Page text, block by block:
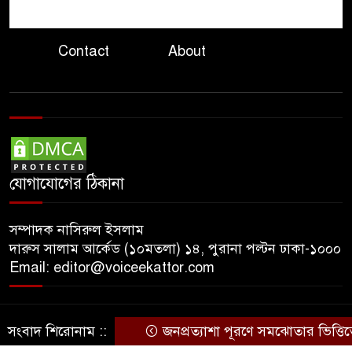
হুতিদের ঠেকাতে সৌদি জোটে,
১০
Contact About
যোগাযোগের ঠিকানা
সম্পাদক নাসিরুল ইসলাম
দারুস সালাম আর্কেড (১০মতলা) ১৪, পুরানা পল্টন ঢাকা-১০০০
Email: editor@voiceekattor.com
© Copyright By © Voice Ekattor
সংবাদ শিরোনাম :: জনপ্রত্যাশা পূরণে সমঝোতার ভিত্তিতেই